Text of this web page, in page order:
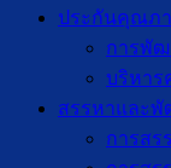
ประกันคุณภ
การพั
บริหาร
สรรหาและ
การสร